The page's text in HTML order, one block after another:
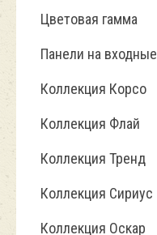
Цветовая гамма
Панели на входные
Коллекция Корсо
Коллекция Флай
Коллекция Тренд
Коллекция Сириус
Коллекция Оскар